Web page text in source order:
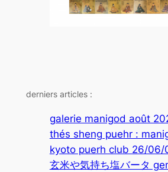
derniers articles :
galerie manigod août
thés sheng puehr :
kyoto puerh club 26/06/
玄米や気持ち塩バータ